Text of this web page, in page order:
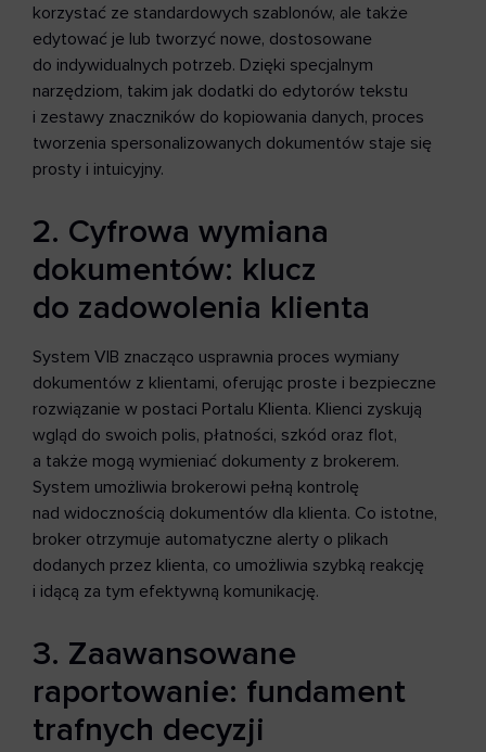
korzystać ze standardowych szablonów, ale także
edytować je lub tworzyć nowe, dostosowane
do indywidualnych potrzeb. Dzięki specjalnym
narzędziom, takim jak dodatki do edytorów tekstu
i zestawy znaczników do kopiowania danych, proces
tworzenia spersonalizowanych dokumentów staje się
prosty i intuicyjny.
2. Cyfrowa wymiana
dokumentów: klucz
do zadowolenia klienta
System VIB znacząco usprawnia proces wymiany
dokumentów z klientami, oferując proste i bezpieczne
rozwiązanie w postaci Portalu Klienta. Klienci zyskują
wgląd do swoich polis, płatności, szkód oraz flot,
a także mogą wymieniać dokumenty z brokerem.
System umożliwia brokerowi pełną kontrolę
nad widocznością dokumentów dla klienta. Co istotne,
broker otrzymuje automatyczne alerty o plikach
dodanych przez klienta, co umożliwia szybką reakcję
i idącą za tym efektywną komunikację.
3. Zaawansowane
raportowanie: fundament
trafnych decyzji